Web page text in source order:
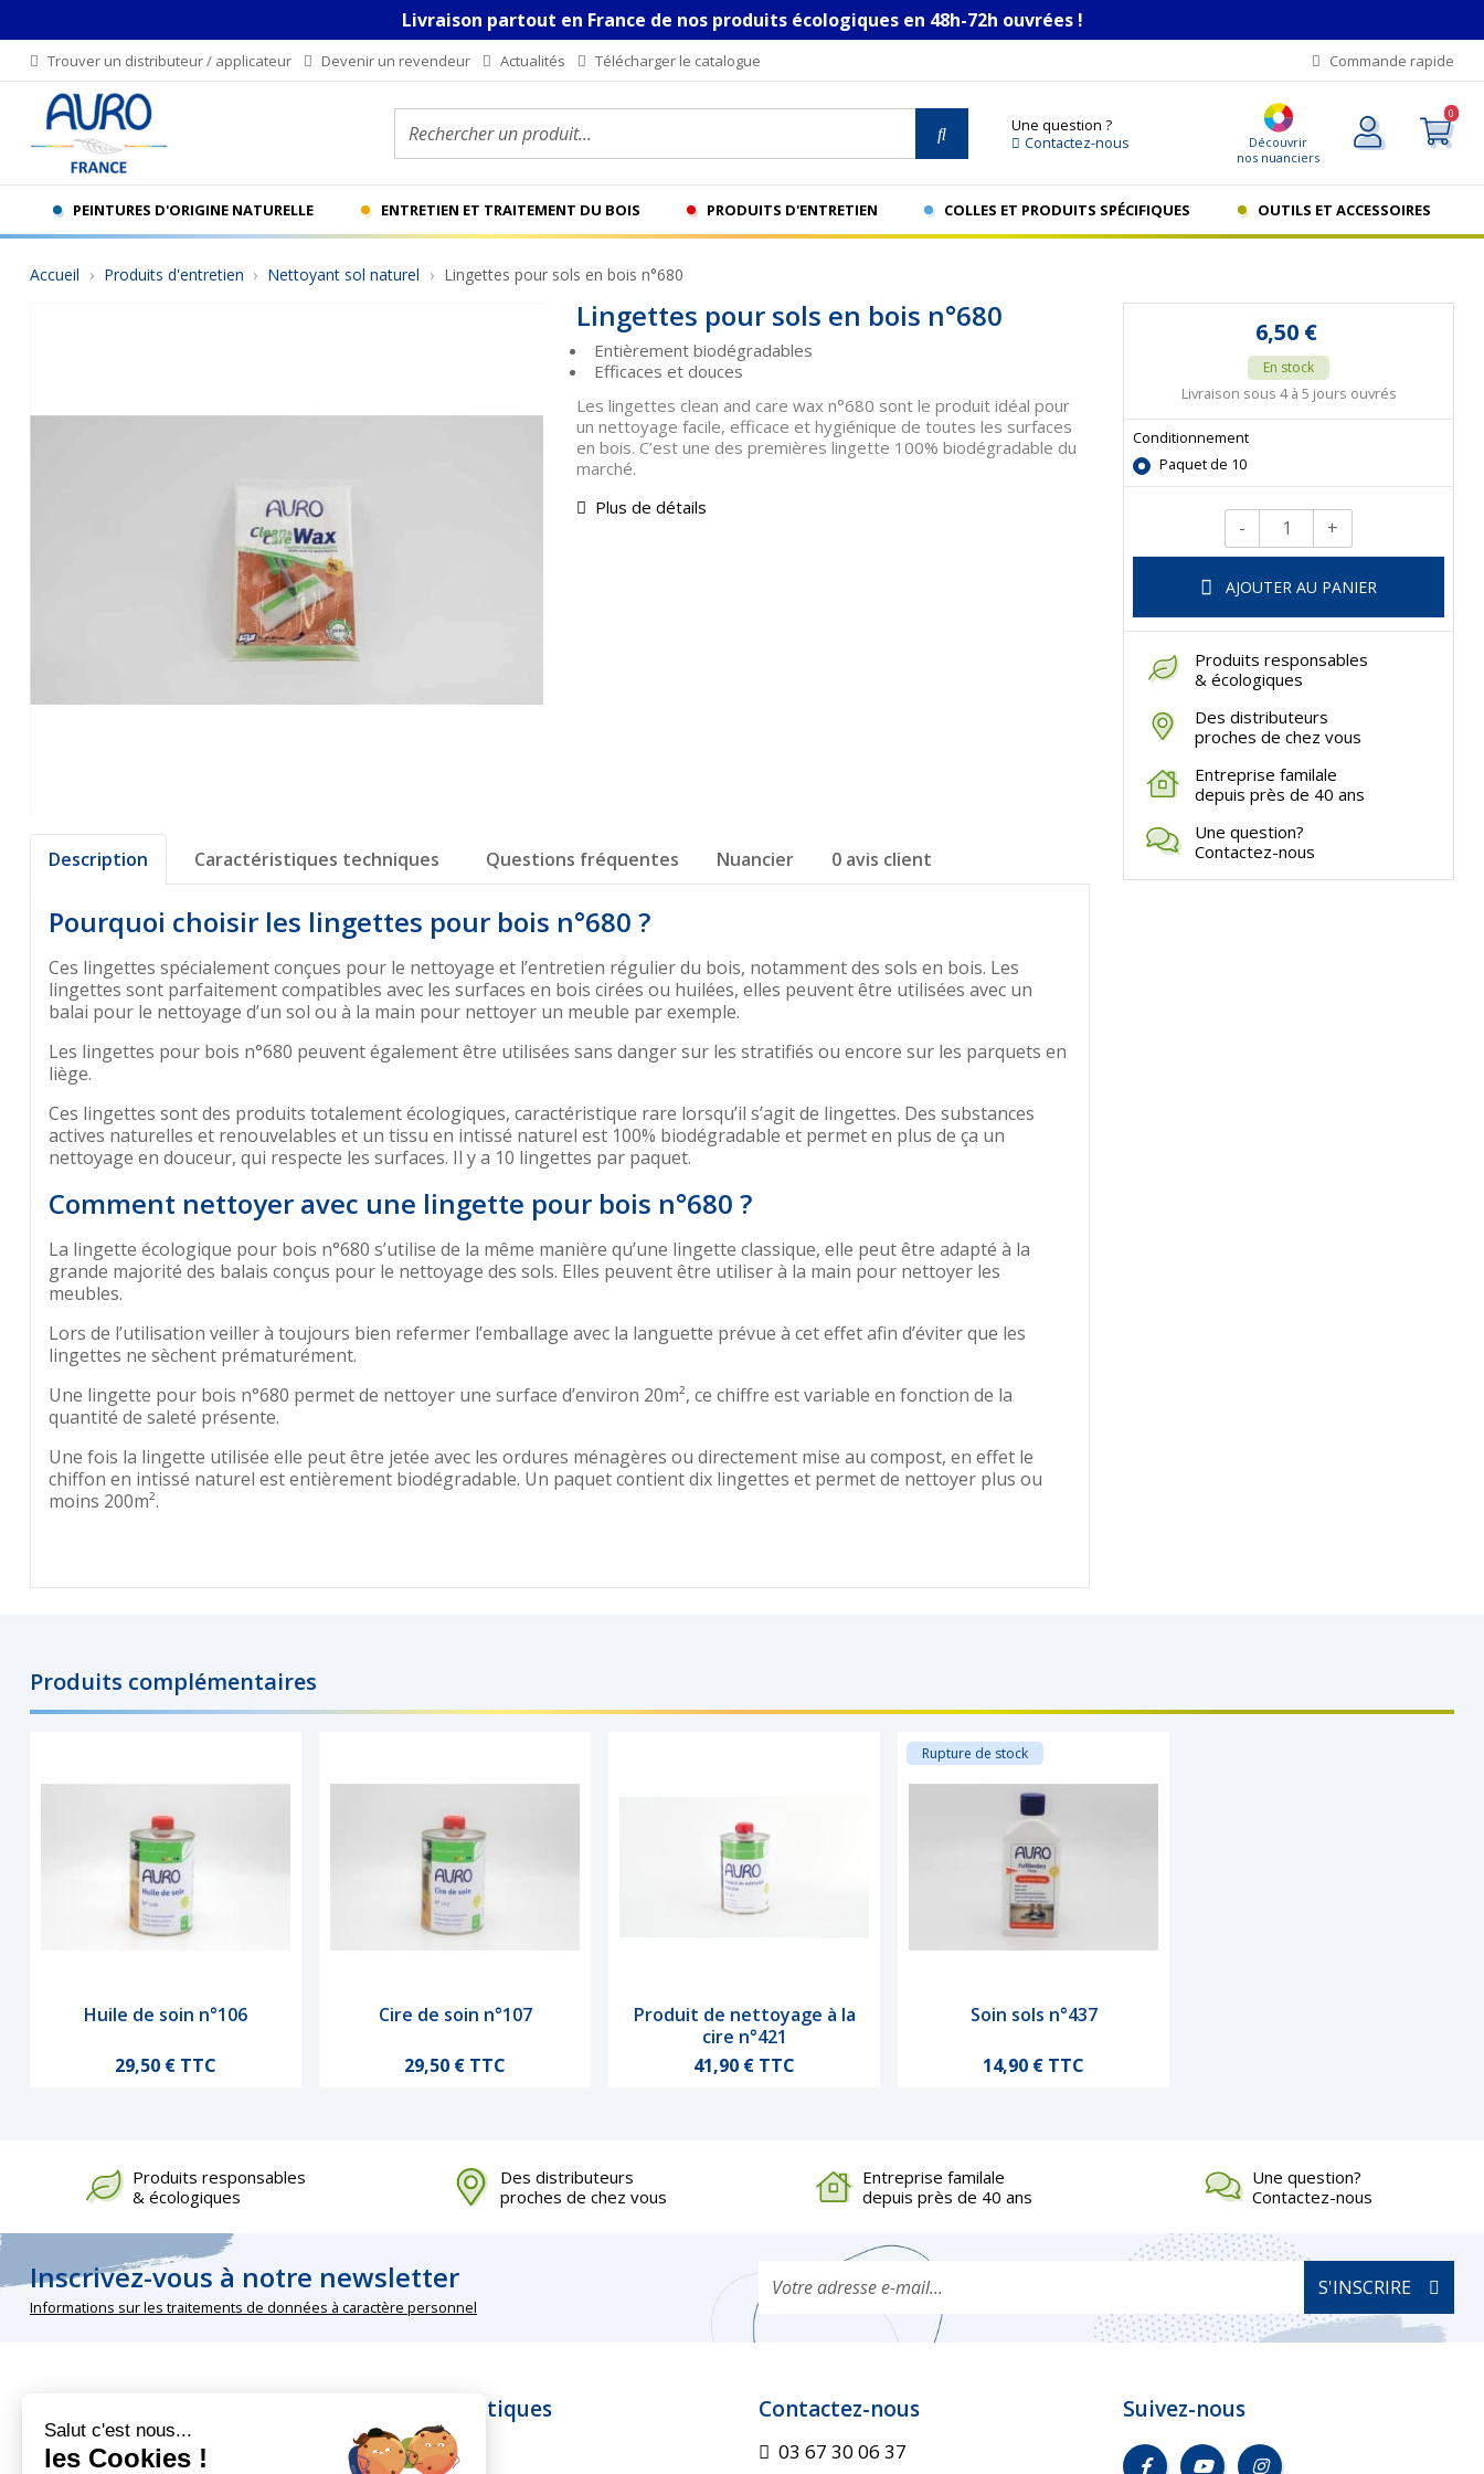
Livraison partout en France de nos produits écologiques en 48h-72h ouvrées !
Trouver un distributeur / applicateur Devenir un revendeur Actualités Télécharger le catalogue Commande rapide
Une question ?
Contactez-nous
Découvrir
nos nuanciers
Rechercher un produit... 0
PEINTURES D'ORIGINE NATURELLE ENTRETIEN ET TRAITEMENT DU BOIS PRODUITS D'ENTRETIEN COLLES ET PRODUITS SPÉCIFIQUES OUTILS ET ACCESSOIRES
Accueil Produits d'entretien Nettoyant sol naturel Lingettes pour sols en bois n°680
Lingettes pour sols en bois n°680
Entièrement biodégradables
Efficaces et douces
Les lingettes clean and care wax n°680 sont le produit idéal pour
un nettoyage facile, efficace et hygiénique de toutes les surfaces
en bois. C’est une des premières lingette 100% biodégradable du
marché.
Plus de détails
Description Caractéristiques techniques Questions fréquentes Nuancier 0 avis client
Pourquoi choisir les lingettes pour bois n°680 ?
Ces lingettes spécialement conçues pour le nettoyage et l’entretien régulier du bois, notamment des sols en bois. Les
lingettes sont parfaitement compatibles avec les surfaces en bois cirées ou huilées, elles peuvent être utilisées avec un
balai pour le nettoyage d’un sol ou à la main pour nettoyer un meuble par exemple.
Les lingettes pour bois n°680 peuvent également être utilisées sans danger sur les stratifiés ou encore sur les parquets en
liège.
Ces lingettes sont des produits totalement écologiques, caractéristique rare lorsqu’il s’agit de lingettes. Des substances
actives naturelles et renouvelables et un tissu en intissé naturel est 100% biodégradable et permet en plus de ça un
nettoyage en douceur, qui respecte les surfaces. Il y a 10 lingettes par paquet.
Comment nettoyer avec une lingette pour bois n°680 ?
La lingette écologique pour bois n°680 s’utilise de la même manière qu’une lingette classique, elle peut être adapté à la
grande majorité des balais conçus pour le nettoyage des sols. Elles peuvent être utiliser à la main pour nettoyer les
meubles.
Lors de l’utilisation veiller à toujours bien refermer l’emballage avec la languette prévue à cet effet afin d’éviter que les
lingettes ne sèchent prématurément.
Une lingette pour bois n°680 permet de nettoyer une surface d’environ 20m², ce chiffre est variable en fonction de la
quantité de saleté présente.
Une fois la lingette utilisée elle peut être jetée avec les ordures ménagères ou directement mise au compost, en effet le
chiffon en intissé naturel est entièrement biodégradable. Un paquet contient dix lingettes et permet de nettoyer plus ou
moins 200m².
6,50 €
En stock
Livraison sous 4 à 5 jours ouvrés
Conditionnement
Paquet de 10
Qté.
- +
AJOUTER AU PANIER
Produits responsables
& écologiques
Des distributeurs
proches de chez vous
Entreprise familale
depuis près de 40 ans
Une question?
Contactez-nous
Produits complémentaires
Aperçu rapide
Huile de soin n°106
Prix
29,50 € TTC
Aperçu rapide
Cire de soin n°107
Prix
29,50 € TTC
Aperçu rapide
Produit de nettoyage à la
cire n°421
Prix
41,90 € TTC
Aperçu rapide
Rupture de stock
Soin sols n°437
Prix
14,90 € TTC
Produits responsables
& écologiques
Des distributeurs
proches de chez vous
Entreprise familale
depuis près de 40 ans
Une question?
Contactez-nous
Inscrivez-vous à notre newsletter
Informations sur les traitements de données à caractère personnel
S'INSCRIRE
Peintures écologiques
Infos pratiques
À propos
Contactez-nous
03 67 30 06 37
Suivez-nous
Salut c'est nous...
les Cookies !